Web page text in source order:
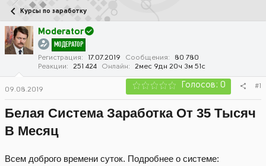
т
о
р
т
е
а
а
ч
а
л
а
Курсы по заработку
Moderator
МОДЕРАТОР
Регистрация 17.07.2019 Сообщения
80 780
Реакции
251 424 Онлайн 2мес 9дн 20ч 3м 51с
09.08.2019 Голосов: 0 #1
Белая Система Заработка От 35 Тысяч
В Месяц
Всем доброго времени суток. Подробнее о системе: